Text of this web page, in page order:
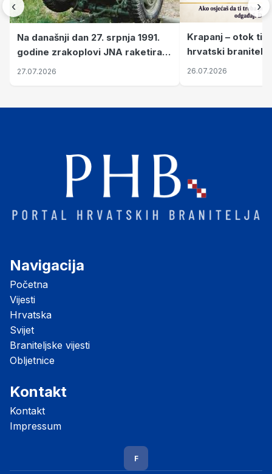
‹
Na današnji dan 27. srpnja 1991.
godine zrakoplovi JNA raketirali
su vojarnu i obučni centar "Nikola
27.07.2026
Krapanj – otok
hrvatski branitelji
pronalaze mir
26.07.2026
›
Navigacija
Početna
Vijesti
Hrvatska
Svijet
Braniteljske vijesti
Obljetnice
Kontakt
Kontakt
Impressum
F